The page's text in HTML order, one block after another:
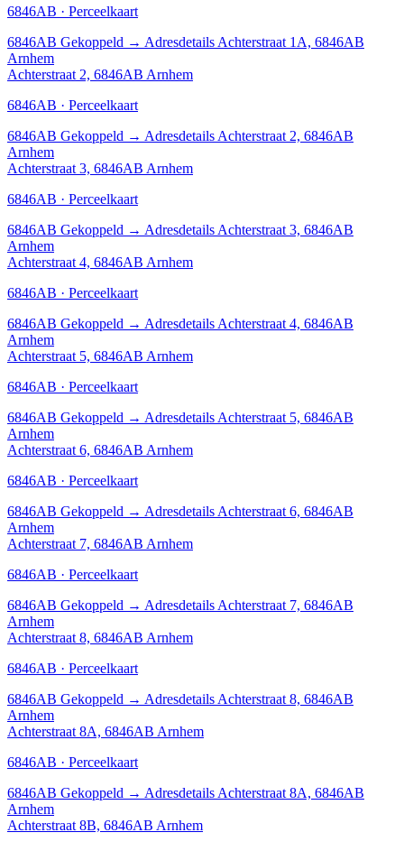
6846AB · Perceelkaart
6846AB Gekoppeld → Adresdetails Achterstraat 1A, 6846AB
Arnhem
Achterstraat 2, 6846AB Arnhem
6846AB · Perceelkaart
6846AB Gekoppeld → Adresdetails Achterstraat 2, 6846AB
Arnhem
Achterstraat 3, 6846AB Arnhem
6846AB · Perceelkaart
6846AB Gekoppeld → Adresdetails Achterstraat 3, 6846AB
Arnhem
Achterstraat 4, 6846AB Arnhem
6846AB · Perceelkaart
6846AB Gekoppeld → Adresdetails Achterstraat 4, 6846AB
Arnhem
Achterstraat 5, 6846AB Arnhem
6846AB · Perceelkaart
6846AB Gekoppeld → Adresdetails Achterstraat 5, 6846AB
Arnhem
Achterstraat 6, 6846AB Arnhem
6846AB · Perceelkaart
6846AB Gekoppeld → Adresdetails Achterstraat 6, 6846AB
Arnhem
Achterstraat 7, 6846AB Arnhem
6846AB · Perceelkaart
6846AB Gekoppeld → Adresdetails Achterstraat 7, 6846AB
Arnhem
Achterstraat 8, 6846AB Arnhem
6846AB · Perceelkaart
6846AB Gekoppeld → Adresdetails Achterstraat 8, 6846AB
Arnhem
Achterstraat 8A, 6846AB Arnhem
6846AB · Perceelkaart
6846AB Gekoppeld → Adresdetails Achterstraat 8A, 6846AB
Arnhem
Achterstraat 8B, 6846AB Arnhem